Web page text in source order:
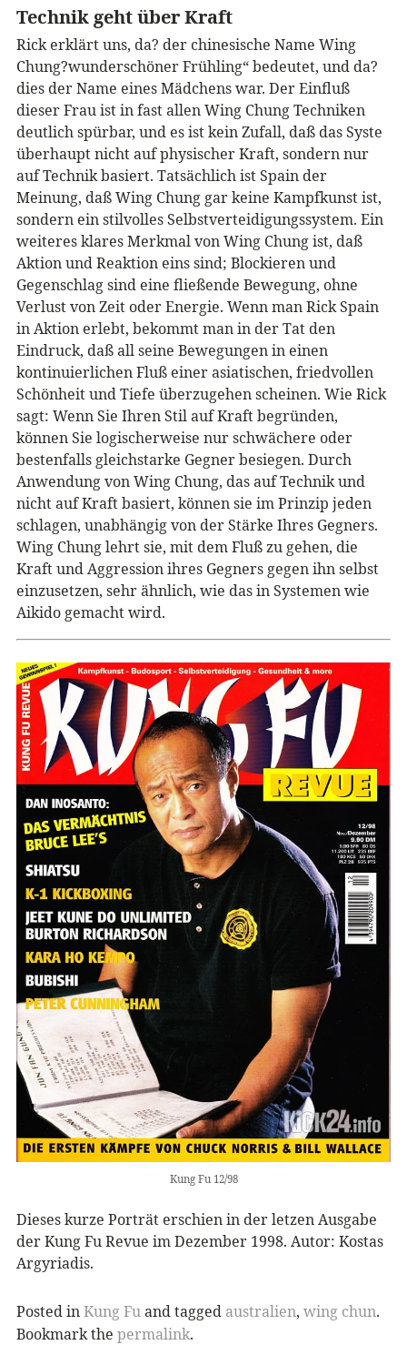
Technik geht über Kraft
Rick erklärt uns, da? der chinesische Name Wing
Chung?wunderschöner Frühling“ bedeutet, und da?
dies der Name eines Mädchens war. Der Einfluß
dieser Frau ist in fast allen Wing Chung Techniken
deutlich spürbar, und es ist kein Zufall, daß das Syste
überhaupt nicht auf physischer Kraft, sondern nur
auf Technik basiert. Tatsächlich ist Spain der
Meinung, daß Wing Chung gar keine Kampfkunst ist,
sondern ein stilvolles Selbstverteidigungssystem. Ein
weiteres klares Merkmal von Wing Chung ist, daß
Aktion und Reaktion eins sind; Blockieren und
Gegenschlag sind eine fließende Bewegung, ohne
Verlust von Zeit oder Energie. Wenn man Rick Spain
in Aktion erlebt, bekommt man in der Tat den
Eindruck, daß all seine Bewegungen in einen
kontinuierlichen Fluß einer asiatischen, friedvollen
Schönheit und Tiefe überzugehen scheinen. Wie Rick
sagt: Wenn Sie Ihren Stil auf Kraft begründen,
können Sie logischerweise nur schwächere oder
bestenfalls gleichstarke Gegner besiegen. Durch
Anwendung von Wing Chung, das auf Technik und
nicht auf Kraft basiert, können sie im Prinzip jeden
schlagen, unabhängig von der Stärke Ihres Gegners.
Wing Chung lehrt sie, mit dem Fluß zu gehen, die
Kraft und Aggression ihres Gegners gegen ihn selbst
einzusetzen, sehr ähnlich, wie das in Systemen wie
Aikido gemacht wird.
Kung Fu 12/98
Dieses kurze Porträt erschien in der letzen Ausgabe
der Kung Fu Revue im Dezember 1998. Autor: Kostas
Argyriadis.
Posted inKung Fuand tagged australien, wing chun.
Bookmark the permalink.